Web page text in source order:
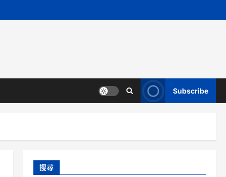
Subscribe
搜尋